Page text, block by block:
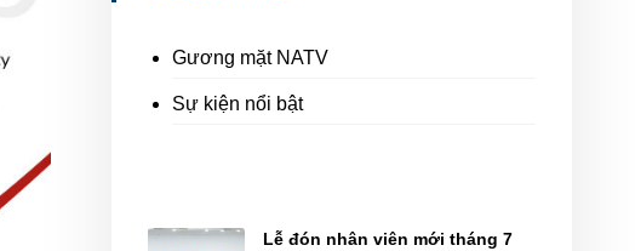
Gương mặt NATV
Sự kiện nổi bật
Lễ đón nhân viên mới tháng 7